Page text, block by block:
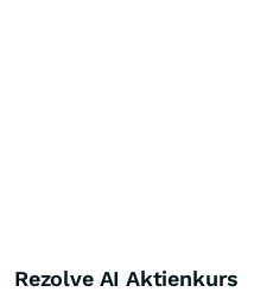
Rezolve AI Aktienkurs